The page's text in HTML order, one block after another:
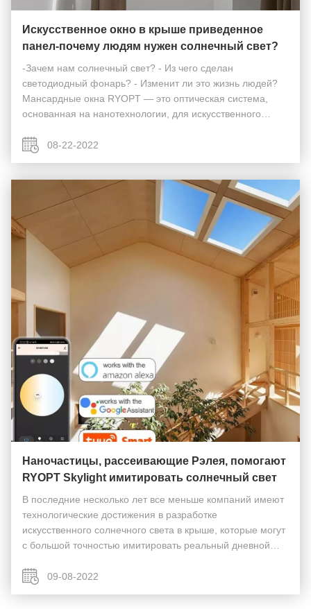
Искусственное окно в крыше приведенное
панел-почему людям нужен солнечный свет?
-Зачем нам солнечный свет? - Из чего сделан
светодиодный фонарь? - Изменит ли это жизнь людей?
Мансардные окна RYOPT — это оптическая система,
основанная на нанотехнологии, для искусственного
солнца и неба в любых условиях, днем ​​и ночью. Яркий
08-22-2022
Наночастицы, рассеивающие Рэлея, помогают
RYOPT Skylight имитировать солнечный свет
В последние несколько лет все меньше компаний имеют
технологические достижения в разработке
искусственного солнечного света в крыше, которые могут
с большой точностью имитировать реальный дневной
людей использовали специальные фонаричтобы помочь
09-08-2022